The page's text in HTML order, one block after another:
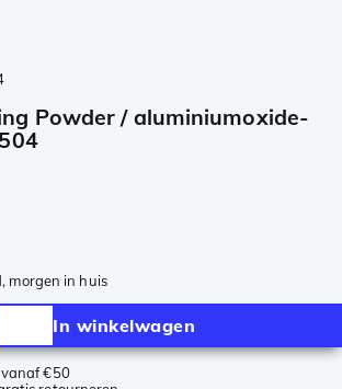
Powder / aluminiumoxide-
morgen in huis
In winkelwagen
€50